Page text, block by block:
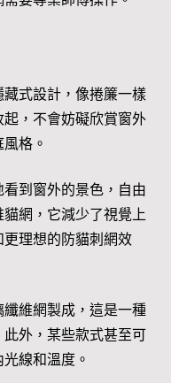
藏式設計，像捲簾一樣
，不會妨礙欣賞窗外
格。
到窗外的景色，自由
網，它減少了視覺上
理想的防貓刺網效
維網製成，這是一種
外，某些款式甚至可
線和溫度。